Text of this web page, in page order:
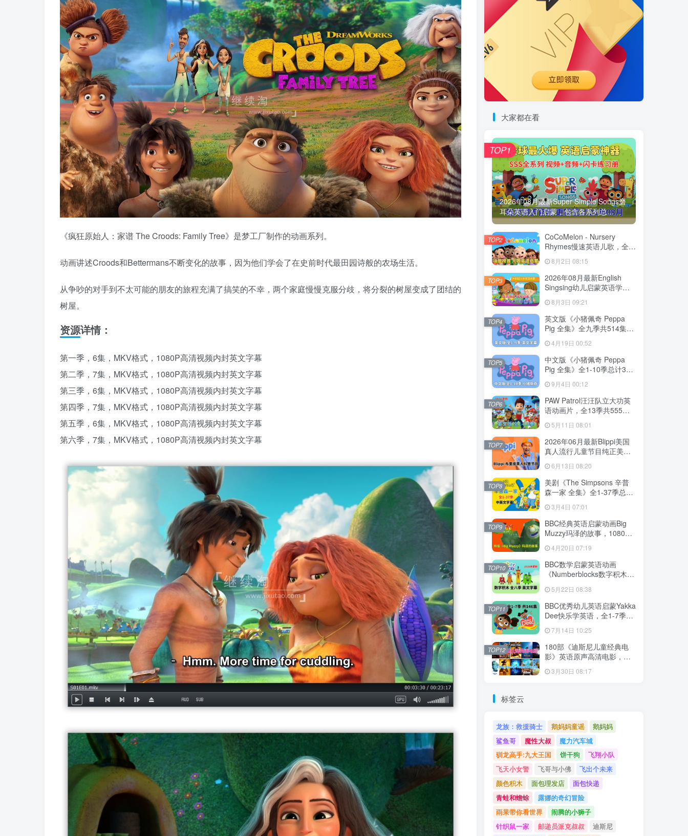
《疯狂原始人：家谱 The Croods: Family Tree》是梦工厂制作的动画系列。
动画讲述Croods和Bettermans不断变化的故事，因为他们学会了在史前时代最田园诗般的农场生活。
从争吵的对手到不太可能的朋友的旅程充满了搞笑的不幸，两个家庭慢慢克服分歧，将分裂的树屋变成了团结的
树屋。
资源详情：
第一季，6集，MKV格式，1080P高清视频内封英文字幕
第二季，7集，MKV格式，1080P高清视频内封英文字幕
第三季，6集，MKV格式，1080P高清视频内封英文字幕
第四季，7集，MKV格式，1080P高清视频内封英文字幕
第五季，6集，MKV格式，1080P高清视频内封英文字幕
第六季，7集，MKV格式，1080P高清视频内封英文字幕
大家都在看
2026年08月最新Super Simple Songs磨
耳朵英语入门启蒙，包含各系列总...
TOP1
CoCoMelon - Nursery
Rhymes慢速英语儿歌，全
带英文字幕，带音频MP3，
百度网盘下载！
8月2日 08:15
TOP2
2026年08月最新English
Singsing幼儿启蒙英语学习
等，全1364集+，1080P高
清视频带英文字幕，百度网
盘下载！
8月3日 09:21
TOP3
英文版《小猪佩奇 Peppa
Pig 全集》全九季共514集，
幕，带配套音频MP3，百度
网盘下载！
4月19日 00:52
TOP4
中文版《小猪佩奇 Peppa
Pig 全集》全1-10季总计394
网盘下载！
9月4日 00:12
TOP5
PAW Patrol汪汪队立大功英
语动画片，全13季共555
集，1080P高清视频带英文
字幕，带配套音频MP3，百
度网盘下载！
5月11日 08:01
TOP6
2026年06月最新Blippi美国
真人流行儿童节目纯正美式
英语启蒙学习，1008集+，
1080P高清视频带英文字
幕，百度网盘下载！
6月13日 08:20
TOP7
美剧《The Simpsons 辛普
森一家 全集》全1-37季总共
802集，英语带中英文字幕，
百度网盘下载！
3月4日 07:01
TOP8
BBC经典英语启蒙动画Big
Muzzy玛泽的故事，1080P
高清视频带英文字幕，全套
英文版和中文版+游戏+PDF
教材+卡片，百度网盘下载！
4月20日 07:19
TOP9
BBC数学启蒙英语动画
《Numberblocks数字积木》
198集，1080P高清视频带英
文字幕，百度网盘下载！
5月22日 08:38
TOP10
BBC优秀幼儿英语启蒙Yakka
Dee快乐学英语，全1-7季共
文字幕，带音频MP3，百度
网盘下载！
7月14日 10:25
TOP11
180部《迪斯尼儿童经典电
影》英语原声高清电影，中
下载！
3月30日 08:17
TOP12
标签云
龙族：救援骑士 鹅妈妈童谣
鹅妈妈
鲨鱼哥
魔性大叔
魔力汽车城
驯龙高手:九大王国
饼干狗
飞翔小队
飞天小女警
飞哥与小佛
飞出个未来
颜色积木
面包理发店
面包快递
青蛙和蟾蜍
露娜的奇幻冒险
雨果带你看世界
闹腾的小狮子
针织鼠一家
邮递员派克叔叔
迪斯尼